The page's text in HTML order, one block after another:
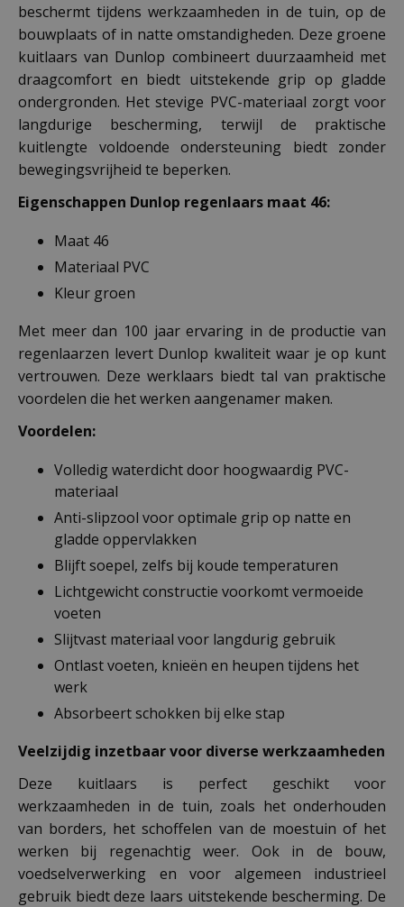
beschermt tijdens werkzaamheden in de tuin, op de
bouwplaats of in natte omstandigheden. Deze groene
kuitlaars van Dunlop combineert duurzaamheid met
draagcomfort en biedt uitstekende grip op gladde
ondergronden. Het stevige PVC-materiaal zorgt voor
langdurige bescherming, terwijl de praktische
kuitlengte voldoende ondersteuning biedt zonder
bewegingsvrijheid te beperken.
Eigenschappen Dunlop regenlaars maat 46:
Maat 46
Materiaal PVC
Kleur groen
Met meer dan 100 jaar ervaring in de productie van
regenlaarzen levert Dunlop kwaliteit waar je op kunt
vertrouwen. Deze werklaars biedt tal van praktische
voordelen die het werken aangenamer maken.
Voordelen:
Volledig waterdicht door hoogwaardig PVC-
materiaal
Anti-slipzool voor optimale grip op natte en
gladde oppervlakken
Blijft soepel, zelfs bij koude temperaturen
Lichtgewicht constructie voorkomt vermoeide
voeten
Slijtvast materiaal voor langdurig gebruik
Ontlast voeten, knieën en heupen tijdens het
werk
Absorbeert schokken bij elke stap
Veelzijdig inzetbaar voor diverse werkzaamheden
Deze kuitlaars is perfect geschikt voor
werkzaamheden in de tuin, zoals het onderhouden
van borders, het schoffelen van de moestuin of het
werken bij regenachtig weer. Ook in de bouw,
voedselverwerking en voor algemeen industrieel
gebruik biedt deze laars uitstekende bescherming. De